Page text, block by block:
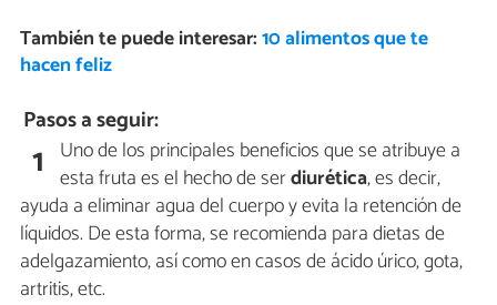
También te puede interesar:10 alimentos que te
hacen feliz
Pasos a seguir:
1 Uno de los principales beneficios que se atribuye a
esta fruta es el hecho de serdiurética, es decir,
ayuda a eliminar agua del cuerpo y evita la retención de
líquidos. De esta forma, se recomienda para dietas de
adelgazamiento, así como en casos de ácido úrico, gota,
artritis, etc.